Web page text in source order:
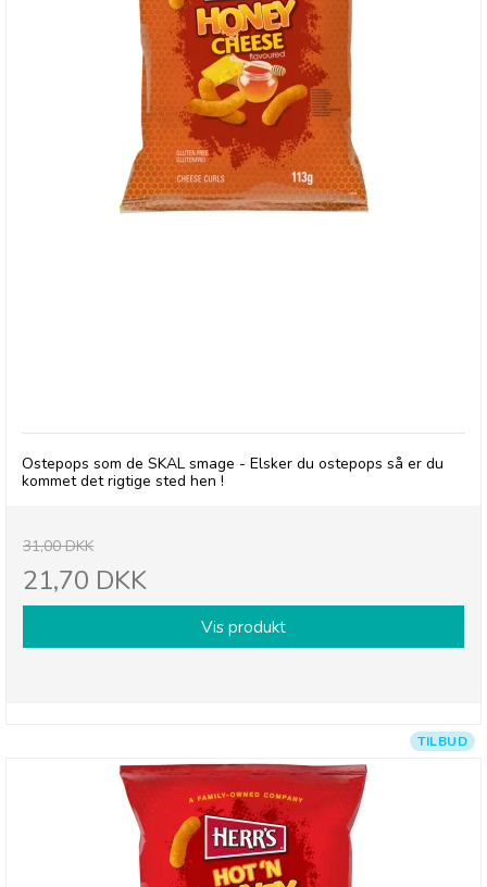
Ostepops som de SKAL smage - Elsker du ostepops så er du
kommet det rigtige sted hen !
31,00 DKK
21,70 DKK
Vis produkt
TILBUD